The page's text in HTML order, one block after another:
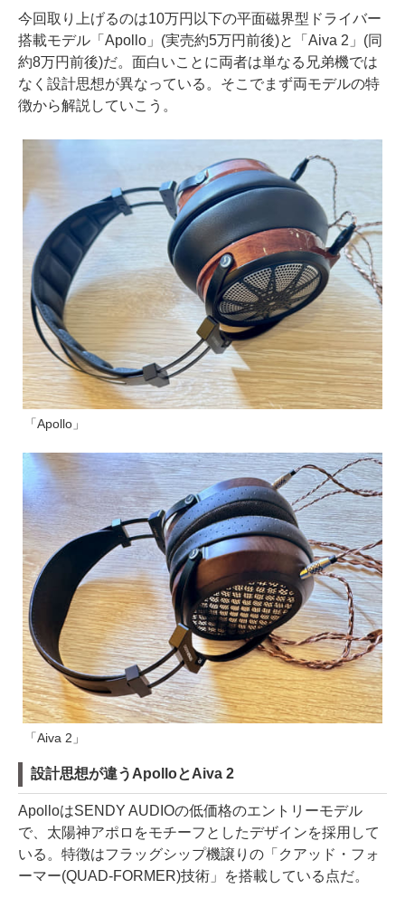
今回取り上げるのは10万円以下の平面磁界型ドライバー
搭載モデル「Apollo」(実売約5万円前後)と「Aiva 2」(同
約8万円前後)だ。面白いことに両者は単なる兄弟機では
なく設計思想が異なっている。そこでまず両モデルの特
徴から解説していこう。
「Apollo」
「Aiva 2」
設計思想が違うApolloとAiva 2
ApolloはSENDY AUDIOの低価格のエントリーモデル
で、太陽神アポロをモチーフとしたデザインを採用して
いる。特徴はフラッグシップ機譲りの「クアッド・フォ
ーマー(QUAD-FORMER)技術」を搭載している点だ。